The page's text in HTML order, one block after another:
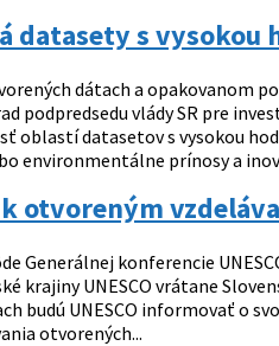
datasety s
dátach a opakovanom
podpredsedu vlády SR pre
oblastí datasetov s vysokou
environmentálne prínosy a
k otvoreným
Generálnej konferencie
krajiny UNESCO vrátane
budú UNESCO informovať o
otvorených...